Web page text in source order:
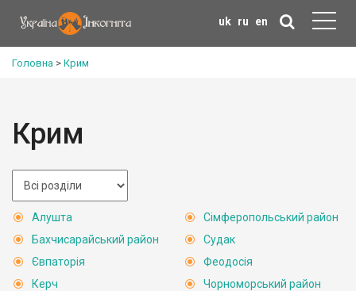
uk ru en
Головна > Крим
Крим
Алушта
Бахчисарайський район
Євпаторія
Керч
Сімферопольський район
Судак
Феодосія
Чорноморський район